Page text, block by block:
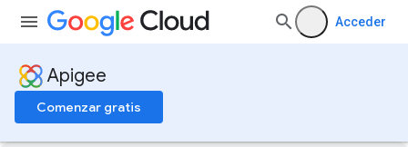
Acceder
Apigee
Comenzar gratis